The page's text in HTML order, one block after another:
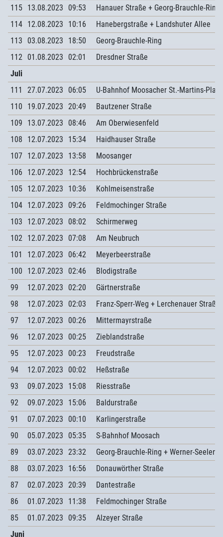
115 13.08.2023 09:53
Hanauer Straße + Georg-Brauchle-Ring
114 12.08.2023 10:16
Hanebergstraße + Landshuter Allee
113
03.08.2023 18:50
Georg-Brauchle-Ring
112 01.08.2023 02:01
Dresdner Straße
Juli
111
27.07.2023 06:05
U-Bahnhof Moosacher St.-Martins-Platz
110
19.07.2023 20:49
Bautzener Straße
109
13.07.2023 08:46
Am Oberwiesenfeld
108
12.07.2023 15:34
Haidhauser Straße
107 12.07.2023 13:58
Moosanger
106
12.07.2023 12:54
Hochbrückenstraße
105 12.07.2023 10:36
Kohlmeisenstraße
104 12.07.2023 09:26
Feldmochinger Straße
103
12.07.2023 08:02
Schirmerweg
102 12.07.2023 07:08
Am Neubruch
101
12.07.2023 06:42
Meyerbeerstraße
100
12.07.2023 02:46
Blodigstraße
99
12.07.2023 02:20
Gärtnerstraße
98
12.07.2023 02:03
Franz-Sperr-Weg + Lerchenauer Straße
97
12.07.2023 00:26
Mittermayrstraße
96
12.07.2023 00:25
Zieblandstraße
95
12.07.2023 00:23
Freudstraße
94
12.07.2023 00:02
Heßstraße
93
09.07.2023 15:08
Riesstraße
92
09.07.2023 15:06
Baldurstraße
91
07.07.2023 00:10
Karlingerstraße
90
05.07.2023 05:35
S-Bahnhof Moosach
89
03.07.2023 23:32
Georg-Brauchle-Ring + Werner-
88
03.07.2023 16:56
Donauwörther Straße
87
02.07.2023 20:39
Dantestraße
86
01.07.2023 11:38
Feldmochinger Straße
85
01.07.2023 09:35
Alzeyer Straße
Juni